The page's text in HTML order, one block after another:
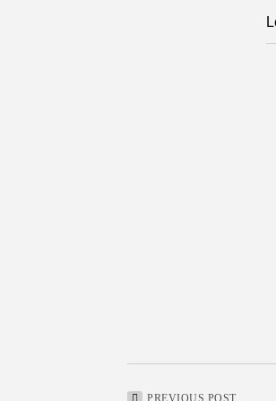
PREVIOUS POST